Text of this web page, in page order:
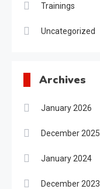
Trainings
Uncategorized
Archives
January 2026
December 2025
January 2024
December 2023